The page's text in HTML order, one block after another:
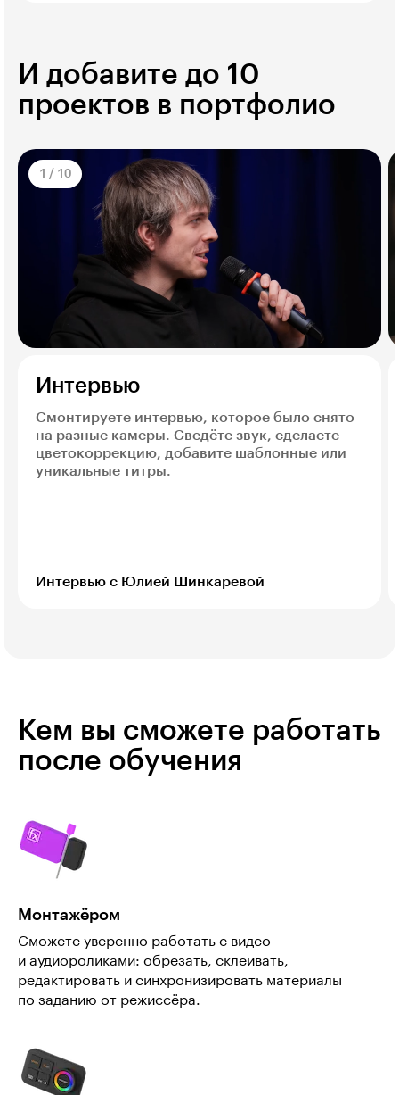
И добавите до 10
проектов в портфолио
1 / 10
Интервью
Смонтируете интервью, которое было снято
на разные камеры. Сведёте звук, сделаете
цветокоррекцию, добавите шаблонные или
уникальные титры.
Интервью с Юлией Шинкаревой
Кем вы сможете работать
после обучения
Монтажёром
Сможете уверенно работать с видео-
и аудиороликами: обрезать, склеивать,
редактировать и синхронизировать материалы
по заданию от режиссёра.